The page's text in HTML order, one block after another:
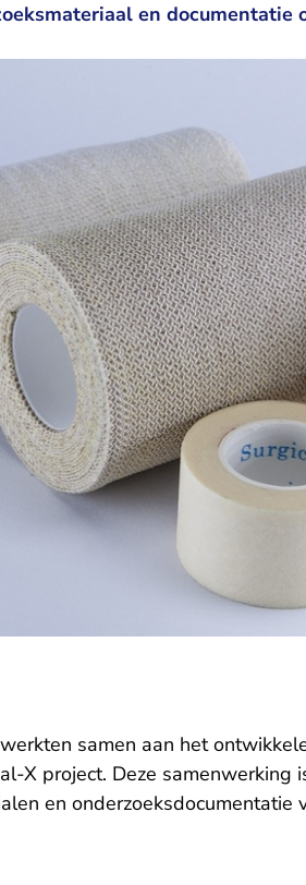
en documentatie
samen aan het
X project. Deze samenwerking
en onderzoeksdocumentatie